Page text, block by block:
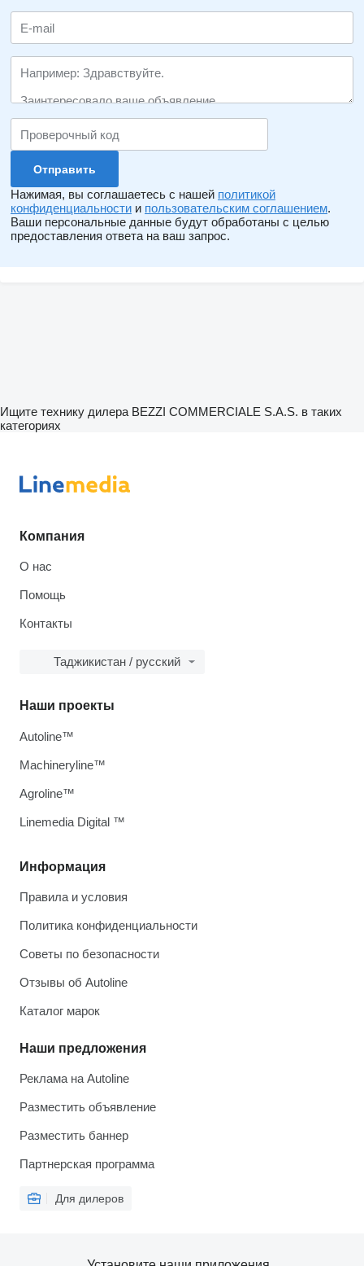
Нажимая, вы соглашаетесь с нашей политикой
конфиденциальности и пользовательским соглашением.
Ваши персональные данные будут обработаны с целью
предоставления ответа на ваш запрос.
Ищите технику дилера BEZZI COMMERCIALE S.A.S. в таких
категориях
Компания
О нас
Помощь
Контакты
Таджикистан / русский
Информация
Правила и условия
Политика конфиденциальности
Советы по безопасности
Отзывы об Autoline
Каталог марок
Наши предложения
Реклама на Autoline
Разместить объявление
Разместить баннер
Партнерская программа
Для дилеров
Наши проекты
Autoline™
Machineryline™
Agroline™
Linemedia Digital ™